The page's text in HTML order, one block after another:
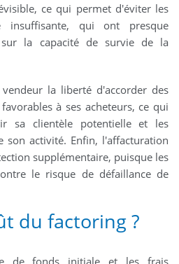
ce qui permet d'éviter les
insuffisante, qui ont presque
la capacité de survie de la
la liberté d'accorder des
à ses acheteurs, ce qui
sa clientèle potentielle et les
son activité. Enfin, l'affacturation
supplémentaire, puisque les
le risque de défaillance de
du factoring ?
de fonds initiale et les frais